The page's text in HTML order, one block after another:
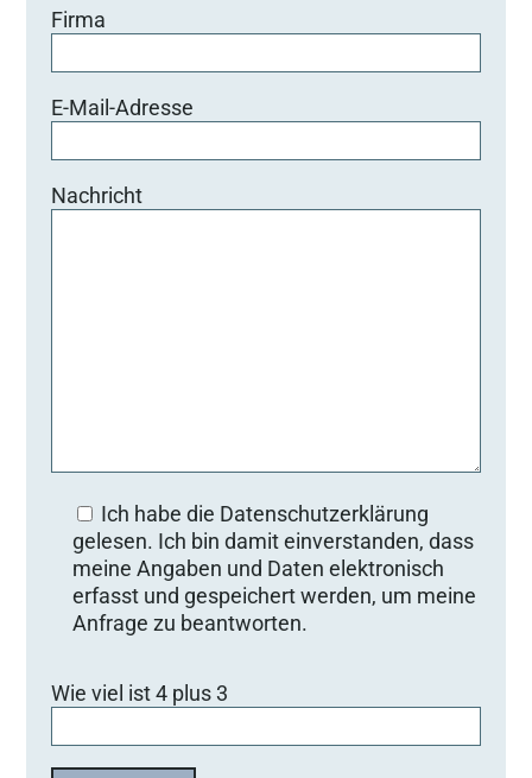
Firma
E-Mail-Adresse
Nachricht
Ich habe die Datenschutzerklärung
gelesen. Ich bin damit einverstanden, dass
meine Angaben und Daten elektronisch
erfasst und gespeichert werden, um meine
Anfrage zu beantworten.
Wie viel ist 4 plus 3